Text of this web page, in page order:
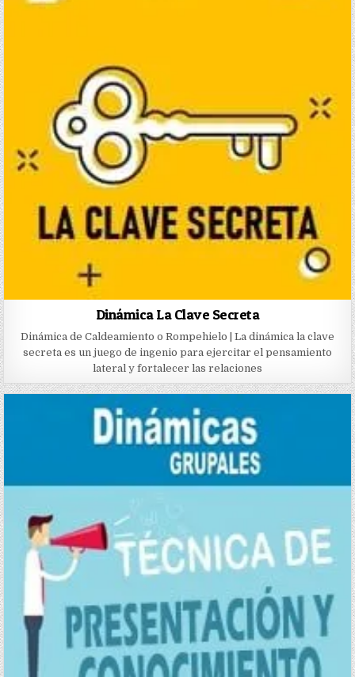
Dinámica La Clave Secreta
Dinámica de Caldeamiento o Rompehielo | La dinámica la clave
secreta es un juego de ingenio para ejercitar el pensamiento
lateral y fortalecer las relaciones